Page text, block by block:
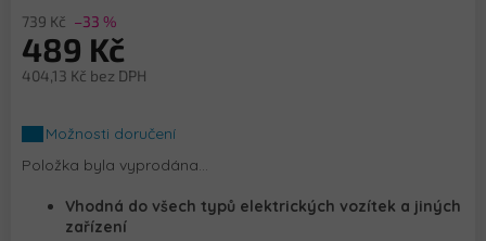
z
5
hvězdiček.
739 Kč –33 %
489 Kč
404,13 Kč bez DPH
cena:Možnosti doručení
Položka byla vyprodána…
Vhodná do všech typů elektrických vozítek a jiných
zařízení